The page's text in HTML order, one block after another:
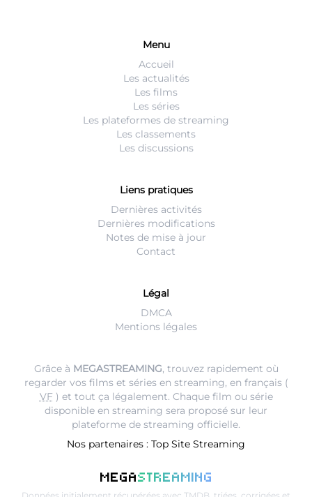
Menu
Accueil
Les actualités
Les films
Les séries
Les plateformes de streaming
Les classements
Les discussions
Liens pratiques
Dernières activités
Dernières modifications
Notes de mise à jour
Contact
Légal
DMCA
Mentions légales
Grâce à MEGASTREAMING, trouvez rapidement où
regarder vos films et séries en streaming, en français (
VF) et tout ça légalement. Chaque film ou série
disponible en streaming sera proposé sur leur
plateforme de streaming officielle.
Nos partenaires : Top Site Streaming
MEGASTREAMING